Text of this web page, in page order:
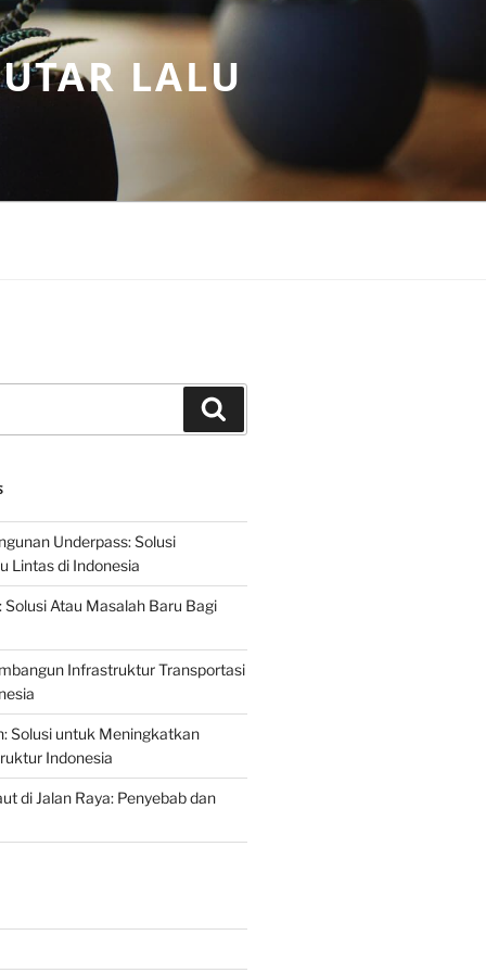
LALU
Underpass: Solusi
Lintas di Indonesia
Solusi Atau Masalah Baru Bagi
Infrastruktur Transportasi
Solusi untuk Meningkatkan
Indonesia
di Jalan Raya: Penyebab dan